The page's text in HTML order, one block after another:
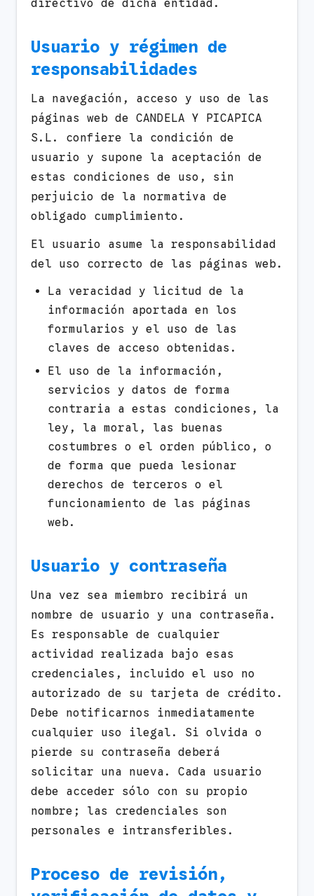
directivo de dicha entidad.
Usuario y régimen de
responsabilidades
La navegación, acceso y uso de las
páginas web de CANDELA Y PICAPICA
S.L. confiere la condición de
usuario y supone la aceptación de
estas condiciones de uso, sin
perjuicio de la normativa de
obligado cumplimiento.
El usuario asume la responsabilidad
del uso correcto de las páginas web.
La veracidad y licitud de la
información aportada en los
formularios y el uso de las
claves de acceso obtenidas.
El uso de la información,
servicios y datos de forma
contraria a estas condiciones, la
ley, la moral, las buenas
costumbres o el orden público, o
de forma que pueda lesionar
derechos de terceros o el
funcionamiento de las páginas
web.
Usuario y contraseña
Una vez sea miembro recibirá un
nombre de usuario y una contraseña.
Es responsable de cualquier
actividad realizada bajo esas
credenciales, incluido el uso no
autorizado de su tarjeta de crédito.
Debe notificarnos inmediatamente
cualquier uso ilegal. Si olvida o
pierde su contraseña deberá
solicitar una nueva. Cada usuario
debe acceder sólo con su propio
nombre; las credenciales son
personales e intransferibles.
Proceso de revisión,